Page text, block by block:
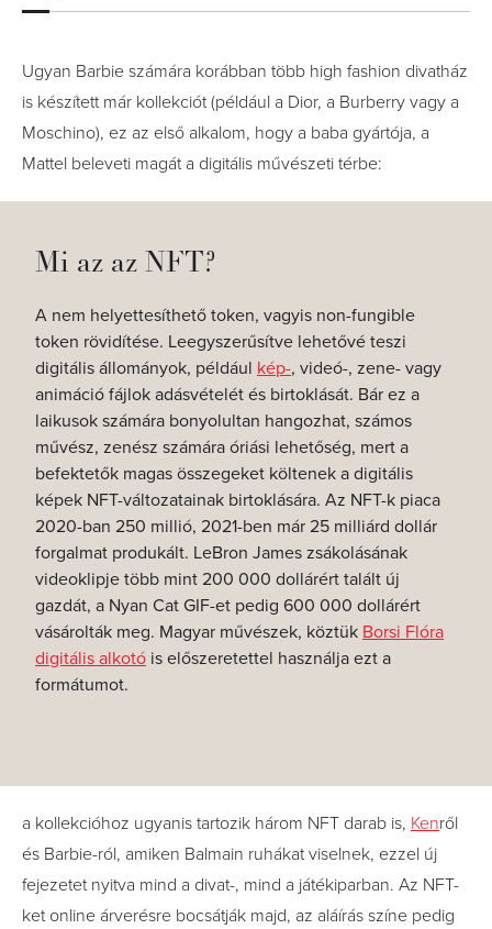
Ugyan Barbie számára korábban több high fashion divatház
is készített már kollekciót (például a Dior, a Burberry vagy a
Moschino), ez az első alkalom, hogy a baba gyártója, a
Mattel beleveti magát a digitális művészeti térbe:
Mi az az NFT?
A nem helyettesíthető token, vagyis non-fungible
token rövidítése. Leegyszerűsítve lehetővé teszi
digitális állományok, például kép-, videó-, zene- vagy
animáció fájlok adásvételét és birtoklását. Bár ez a
laikusok számára bonyolultan hangozhat, számos
művész, zenész számára óriási lehetőség, mert a
befektetők magas összegeket költenek a digitális
képek NFT-változatainak birtoklására. Az NFT-k piaca
2020-ban 250 millió, 2021-ben már 25 milliárd dollár
forgalmat produkált. LeBron James zsákolásának
videoklipje több mint 200 000 dollárért talált új
gazdát, a Nyan Cat GIF-et pedig 600 000 dollárért
vásárolták meg. Magyar művészek, köztük Borsi Flóra
digitális alkotó is előszeretettel használja ezt a
formátumot.
a kollekcióhoz ugyanis tartozik három NFT darab is, Kenről
és Barbie-ról, amiken Balmain ruhákat viselnek, ezzel új
fejezetet nyitva mind a divat-, mind a játékiparban. Az NFT-
ket online árverésre bocsátják majd, az aláírás színe pedig